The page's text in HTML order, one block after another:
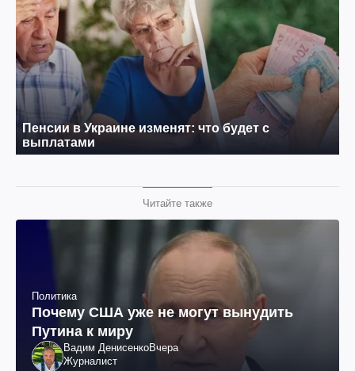
Читайте также
Политика
Почему США уже не могут вынудить
Путина к миру
Вадим ДенисенкоВчера
Журналист